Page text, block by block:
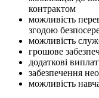
контрактом
можливість
згодою
можливість
грошове
додаткові
забезпечення
можливість